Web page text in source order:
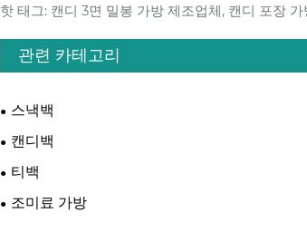
핫 태그: 캔디 3면 밀봉 가방 제조업체, 캔디 포장
관련 카테고리
스낵백
캔디백
티백
조미료 가방